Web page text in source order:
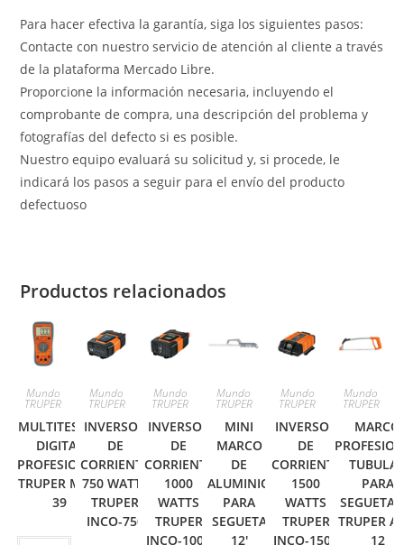
Para hacer efectiva la garantía, siga los siguientes pasos:
Contacte con nuestro servicio de atención al cliente a través
de la plataforma Mercado Libre.
Proporcione la información necesaria, incluyendo el
comprobante de compra, una descripción del problema y
fotografías del defecto si es posible.
Nuestro equipo evaluará su solicitud y, si procede, le
indicará los pasos a seguir para el envío del producto
defectuoso
Productos relacionados
Mundo
TRUPER
MULTITESTER
DIGITAL
PROFESIONAL
TRUPER MUT-
39
Mundo
TRUPER
INVERSOR
DE
CORRIENTE
750 WATTS
TRUPER
INCO-750
Mundo
TRUPER
INVERSOR
DE
CORRIENTE
1000
WATTS
TRUPER
INCO-1000
Mundo
TRUPER
MINI
MARCO
DE
ALUMINIO
PARA
SEGUETA
12′
Mundo
TRUPER
INVERSOR
DE
CORRIENTE
1500
WATTS
TRUPER
INCO-1500
Mundo
TRUPER
MARCO
PARA
SEGUETA
TRUPER
12